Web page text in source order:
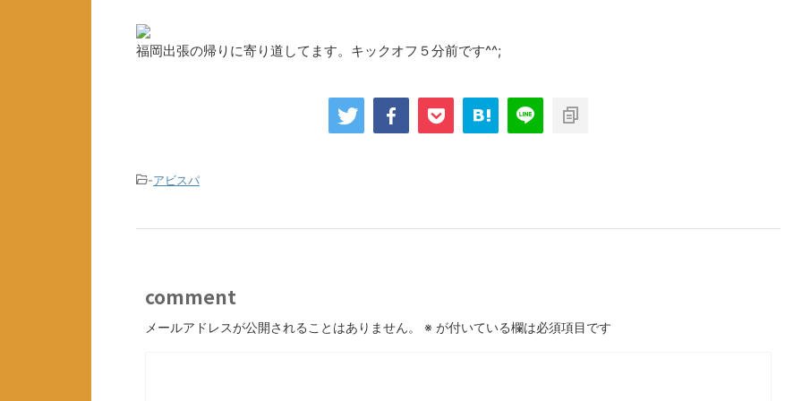
福岡出張の帰りに寄り道してます。キックオフ５分前です^^;
-アビスパ
comment
メールアドレスが公開されることはありません。 ※ が付いている欄は必須項目です